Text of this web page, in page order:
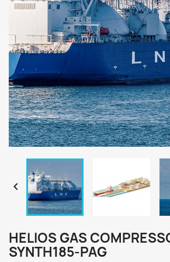

HELIOS GAS
SYNTH185-PAG